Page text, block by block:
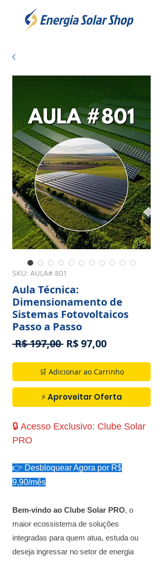
SKU: AULA# 801
Aula Técnica:
Dimensionamento de
Sistemas Fotovoltaicos
Passo a Passo
R$ 197,00 Preço
R$ 97,00Preço
🛒 Adicionar ao Carrinho
⚡ Aproveitar Oferta
🔒 Acesso Exclusivo: Clube Solar
PRO
👉 Desbloquear Agora por R$
9,90/mês
Bem-vindo ao Clube Solar PRO, o
maior ecossistema de soluções
integradas para quem atua, estuda ou
deseja ingressar no setor de energia